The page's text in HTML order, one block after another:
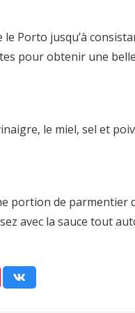
Porto jusqu’à
pour obtenir une
le miel, sel et
portion de parmentier
avec la sauce tout